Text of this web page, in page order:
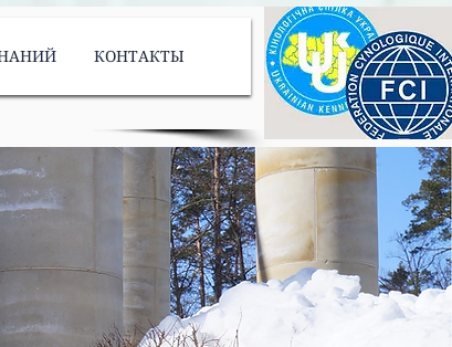
КОНТАКТЫ